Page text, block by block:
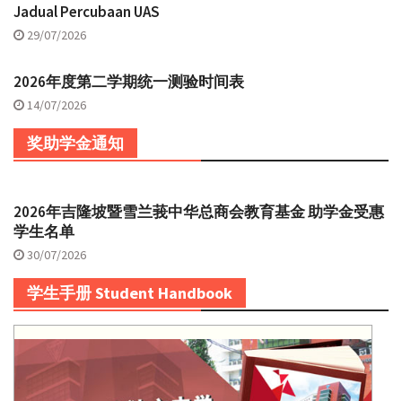
Jadual Percubaan UAS
29/07/2026
2026年度第二学期统一测验时间表
14/07/2026
奖助学金通知
2026年吉隆坡暨雪兰莪中华总商会教育基金 助学金受惠
学生名单
30/07/2026
学生手册 Student Handbook